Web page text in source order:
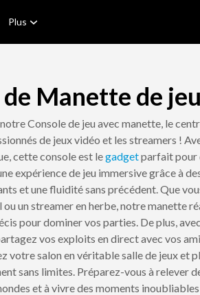
Plus
de Manette de
Console de jeu avec manette, le
de jeux vidéo et les streamers !
cette console est legadgetparfait pour
expérience de jeu immersive grâce à
et une fluidité sans précédent. Que
ou un streamer en herbe, notre manette
pour dominer vos parties. De plus,
vos exploits en direct avec vos
votre salon en véritable salle de jeux et
sans limites. Préparez-vous à relever
et à vivre des moments